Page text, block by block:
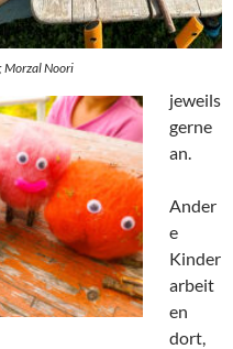
Morzal Noori
jeweils
gerne
an.
Ander
e
Kinder
arbeit
en
dort,